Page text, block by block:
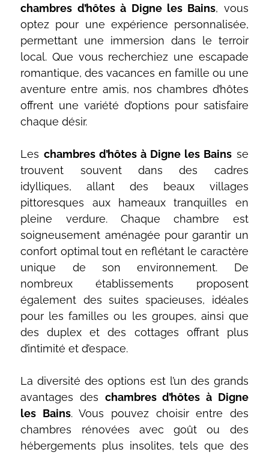
chambres d’hôtesà Digne les Bains, vous
optez pour une expérience personnalisée,
permettant une immersion dans le terroir
local. Que vous recherchiez une escapade
romantique, des vacances en famille ou une
aventure entre amis, nos chambres d’hôtes
offrent une variété d’options pour satisfaire
chaque désir.
Les chambres d’hôtes à Digne les Bains se
trouvent souvent dans des cadres
idylliques, allant des beaux villages
pittoresques aux hameaux tranquilles en
pleine verdure. Chaque chambre est
soigneusement aménagée pour garantir un
confort optimal tout en reflétant le caractère
unique de son environnement. De
nombreux établissements proposent
également des suites spacieuses, idéales
pour les familles ou les groupes, ainsi que
des duplex et des cottages offrant plus
d’intimité et d’espace.
La diversité des options est l’un des grands
avantages des chambres d’hôtes à Digne
les Bains. Vous pouvez choisir entre des
chambres rénovées avec goût ou des
hébergements plus insolites, tels que des